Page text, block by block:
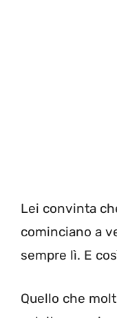
Lei convinta
cominciano a
sempre lì. E
Quello che